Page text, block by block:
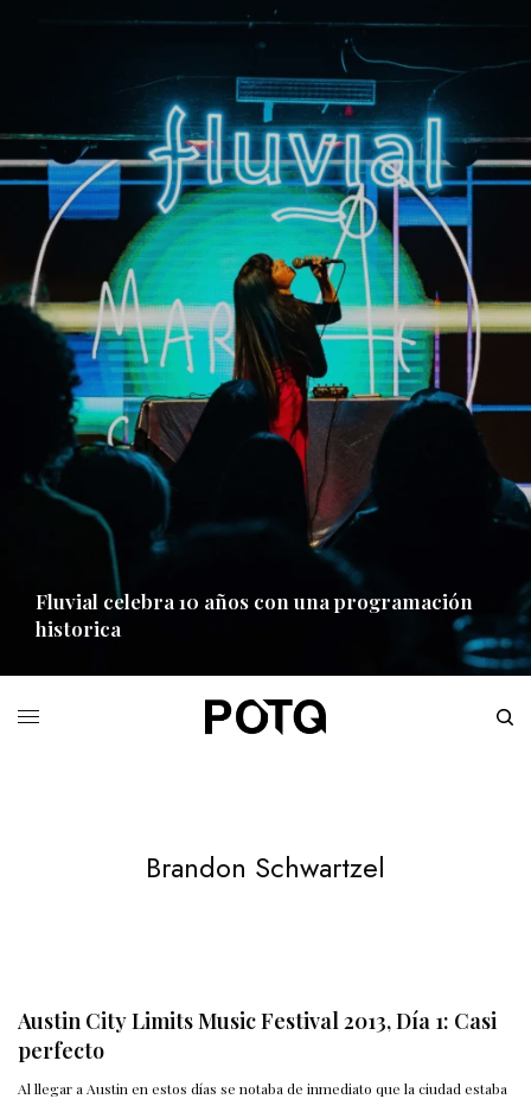
Fluvial celebra 10 años con una programación
historica
Brandon Schwartzel
Austin City Limits Music Festival 2013, Día 1: Casi
perfecto
Al llegar a Austin en estos días se notaba de inmediato que la ciudad estaba